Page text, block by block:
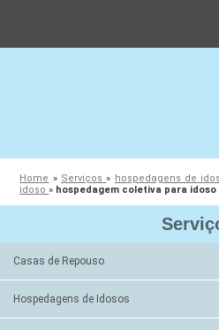
Home » Serviços» hospedagens de
idoso» hospedagem coletiva para
Casas de Repouso
Hospedagens de Idosos